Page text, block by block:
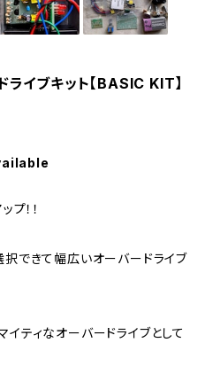
イブキット【BASIC KIT】
！！
択できて幅広いオーバードライブ
ティなオーバードライブとして